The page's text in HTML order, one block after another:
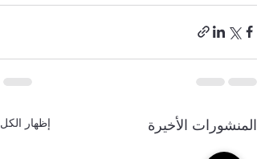
المنشورات الأخيرة إظهار الكل